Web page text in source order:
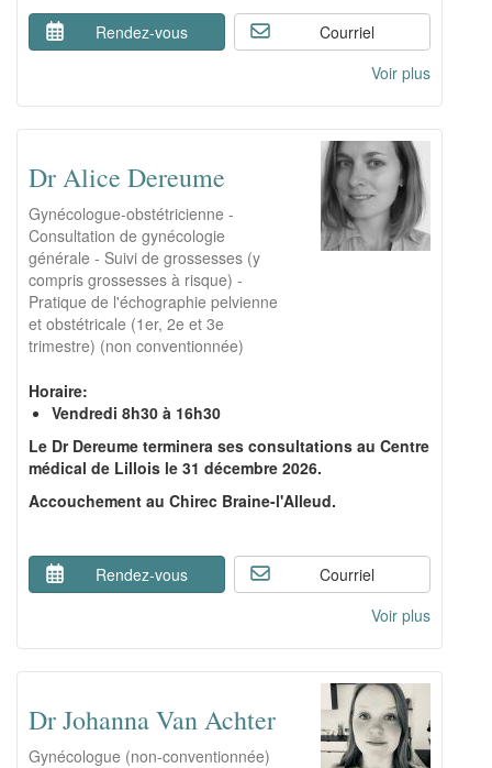
Rendez-vous
Courriel
Voir plus
Dr Alice Dereume
Gynécologue-obstétricienne -
Consultation de gynécologie
générale - Suivi de grossesses (y
compris grossesses à risque) -
Pratique de l'échographie pelvienne
et obstétricale (1er, 2e et 3e
trimestre) (non conventionnée)
Horaire:
Vendredi 8h30 à 16h30
Le Dr Dereume terminera ses consultations au Centre
médical de Lillois le 31 décembre 2026.
Accouchement au Chirec Braine-l'Alleud.
Rendez-vous
Courriel
Voir plus
Dr Johanna Van Achter
Gynécologue (non-conventionnée)